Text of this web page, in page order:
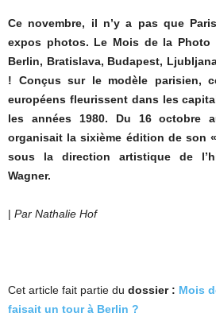
Ce novembre, il n’y a pas que
expos photos. Le Mois de la Photo
Berlin, Bratislava, Budapest,
! Conçus sur le modèle parisien,
européens fleurissent dans les
les années 1980. Du 16 octobre
organisait la sixième édition de son
sous la direction artistique de
Wagner.
| Par Nathalie Hof
Cet article fait partie du dossier : Mois
faisait un tour à Berlin ?